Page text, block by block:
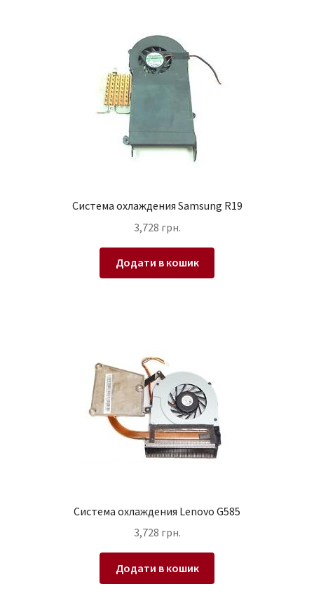
Система охлаждения Samsung R19
3,728 грн.
Додати в кошик
Система охлаждения Lenovo G585
3,728 грн.
Додати в кошик